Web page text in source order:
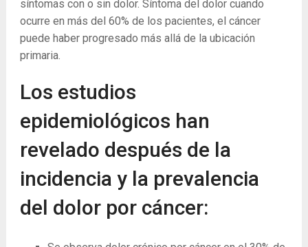
síntomas con o sin dolor. Síntoma del dolor cuando
ocurre en más del 60% de los pacientes, el cáncer
puede haber progresado más allá de la ubicación
primaria.
Los estudios
epidemiológicos han
revelado después de la
incidencia y la prevalencia
del dolor por cáncer: